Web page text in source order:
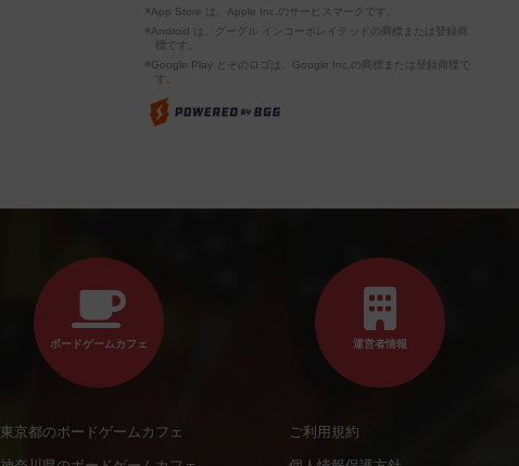
※App Store は、Apple Inc.のサービスマークです。
※Android は、グーグル インコーポレイテッドの商標または登録商
標です。
※Google Play とそのロゴは、Google Inc.の商標または登録商標で
す。
ボードゲームカフェ
東京都のボードゲームカフェ
運営者情報
ご利用規約